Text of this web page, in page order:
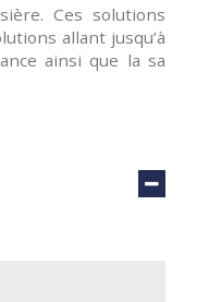
Ces solutions
allant jusqu’à
ainsi que la sa